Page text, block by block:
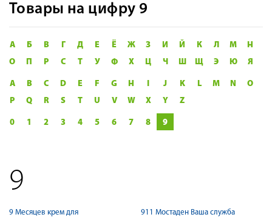
Товары на цифру 9
А Б В Г Д Е Ё Ж З И Й К Л М
Н
О
П Р С Т У Ф Х Ц Ч Ш Щ Э Ю Я
A B C D E F G H I J K L M N
O
P
Q R S T U V W X Y Z
0 1 2 3 4 5 6 7 8 9
9
9 Месяцев крем для
911 Мостаден Ваша служба